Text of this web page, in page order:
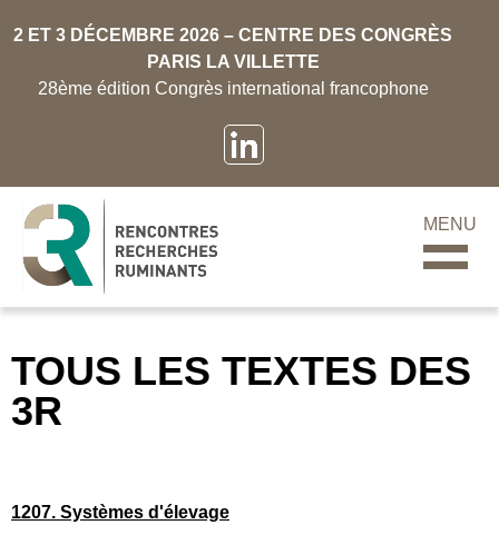
2 ET 3 DÉCEMBRE 2026 – CENTRE DES CONGRÈS
PARIS LA VILLETTE
28ème édition Congrès international francophone
MENU
TOUS LES TEXTES DES
3R
1207. Systèmes d'élevage